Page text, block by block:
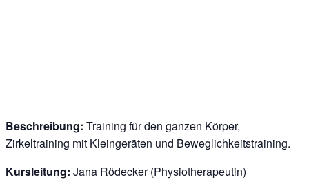
Beschreibung: Training für den ganzen Körper,
Zirkeltraining mit Kleingeräten und Beweglichkeitstraining.
Kursleitung: Jana Rödecker (Physiotherapeutin)